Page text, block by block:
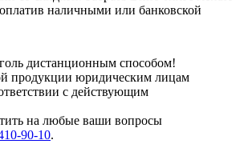
наличными или банковской
дистанционным способом!
продукции юридическим лицам
с действующим
на любые ваши вопросы
90-10.